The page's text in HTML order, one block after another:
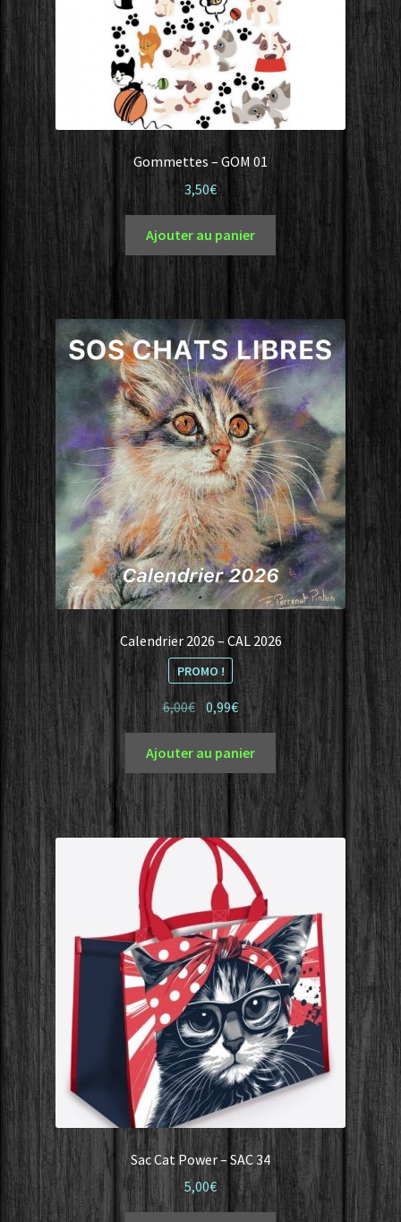
Gommettes – GOM 01
3,50€
Ajouter au panier
Calendrier 2026 – CAL 2026
PROMO !
6,00€ Le
prix
initial
était :
6,00€.
0,99€Le
prix
actuel
est :
0,99€.
Ajouter au panier
Sac Cat Power – SAC 34
5,00€